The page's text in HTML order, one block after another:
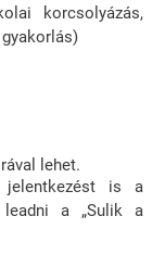
korcsolyázás,
lehet.
is a
a „Sulik a